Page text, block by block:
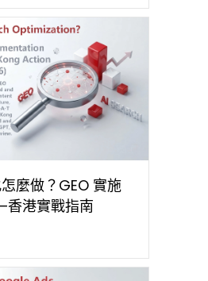
麼做？GEO 實施
港實戰指南